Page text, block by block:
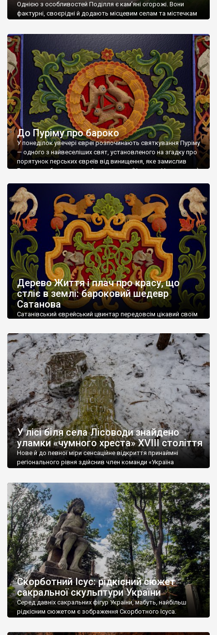
Однією з особливостей Поділля є кам’яні огорожі. Вони
фактурні, своєрідні й додають місцевим селам та містечкам
Почнемо зі славного Зінькова, знаного своєю знаменитою
чорною ковбасою. Чому саме із Зінькова? Бо місцеві огорожі
тут найкрасивіші й найсимпатичніші. Якщо в інших місцях
паркани переважно складено з […]
До Пуріму про бароко
У понеділок увечері євреї розпочинають святкування Пуріму
— одного з найвеселіших свят, установленого на згадку про
порятунок перських євреїв від винищення, яке замислив
Гаман, улюбленець царя Ахашвероша (Ксеркса, V ст. до н. е.).
Меїра. 1783 р. У ці дні традиційно читають сувій Естери, що
розповідає про давні […]
Дерево Життя і плач про красу, що
стліє в землі: бароковий шедевр
Сатанова
Сатанівський єврейський цвинтар передовсім цікавий своїм
століть). Але увагу автора цих рядків він привернув
насамперед як місце, де зосереджена величезна кількість
ренесансного й барокового різьблення по каменю. Причому
тут бачимо орнаменти, візерунки та художні композиції,
еталонні для всього східноєвропейського бароко, у тому
числі й українського. […]
У лісі біля села Лісоводи знайдено
уламки «чумного хреста» XVIII століття
Нове й до певної міри сенсаційне відкриття принаймні
регіонального рівня здійснив член команди «Україна
Йдеться про унікальний позацвинтарний кам’яний хрест
(точніше його уламки), колись встановлений на місці жертви
(жертв?) епідемії чуми 1770 року. Визначення «сенсаційне» та
«унікальне» не є перебільшенням. Позацвинтарні […]
Скорботний Ісус: рідкісний сюжет
сакральної скульптури України
Серед давніх сакральних фігур України, мабуть, найбільш
рідкісним сюжетом є зображення Скорботного Ісуса.